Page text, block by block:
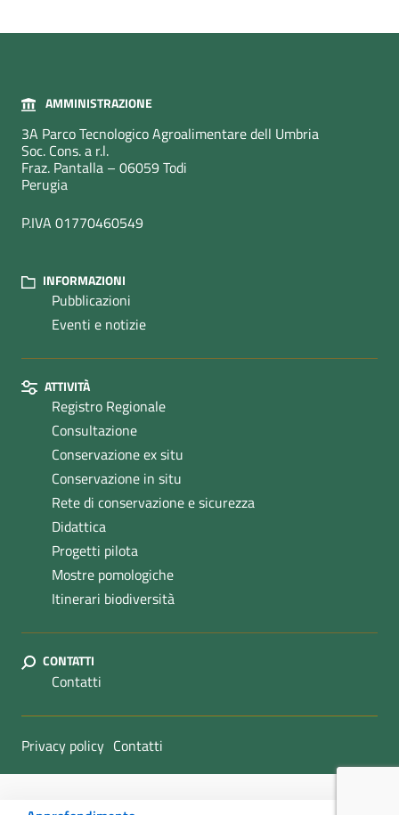
AMMINISTRAZIONE
3A Parco Tecnologico Agroalimentare dell Umbria
Soc. Cons. a r.l.
Fraz. Pantalla – 06059 Todi
Perugia
P.IVA 01770460549
INFORMAZIONI
Pubblicazioni
Eventi e notizie
ATTIVITÀ
Registro Regionale
Consultazione
Conservazione ex situ
Conservazione in situ
Rete di conservazione e sicurezza
Didattica
Progetti pilota
Mostre pomologiche
Itinerari biodiversità
CONTATTI
Contatti
Sezione Link Utili
Privacy policy Contatti